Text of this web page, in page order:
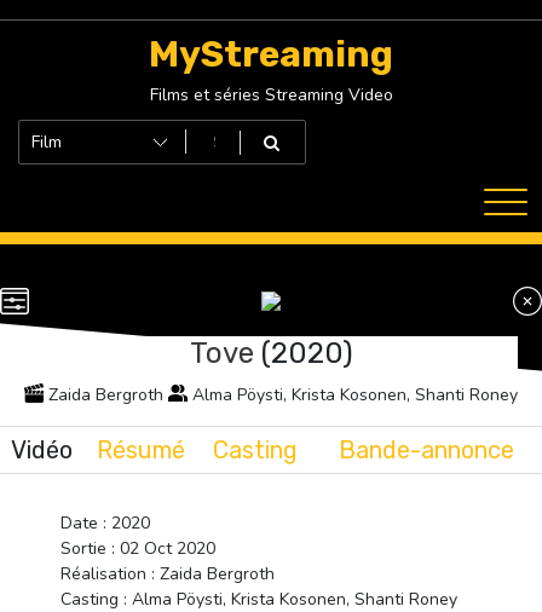
MyStreaming
Films et séries Streaming Video
Tove (2020)
Zaida Bergroth Alma Pöysti, Krista Kosonen, Shanti Roney
Vidéo Résumé Casting Bande-annonce
Date : 2020
Sortie : 02 Oct 2020
Réalisation : Zaida Bergroth
Casting : Alma Pöysti, Krista Kosonen, Shanti Roney